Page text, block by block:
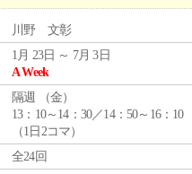
川野 文彰
1月 23日 ～ 7月 3日
A Week
隔週 （金）
13：10～14：30／14：50～16：10
（1日2コマ）
全24回